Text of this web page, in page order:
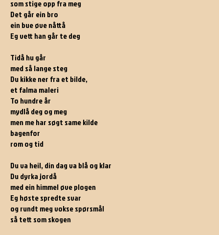
som stige opp fra meg
Det går ein bro
ein bue øve nåttå
Eg vett han går te deg
Tidå hu går
med så lange steg
Du kikke ner fra et bilde,
et falma maleri
To hundre år
mydlå deg og meg
men me har søgt same kilde
bagenfor
rom og tid
Du va heil, din dag va blå og klar
Du dyrka jordå
med ein himmel øve plogen
Eg høste spredte svar
og rundt meg vokse spørsmål
så tett som skogen